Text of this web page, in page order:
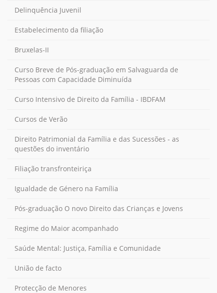
Delinquência Juvenil
Estabelecimento da filiação
Bruxelas-II
Curso Breve de Pós-graduação em Salvaguarda de
Pessoas com Capacidade Diminuída
Curso Intensivo de Direito da Família - IBDFAM
Cursos de Verão
Direito Patrimonial da Família e das Sucessões - as
questões do inventário
Filiação transfronteiriça
Igualdade de Género na Família
Pós-graduação O novo Direito das Crianças e Jovens
Regime do Maior acompanhado
Saúde Mental: Justiça, Família e Comunidade
União de facto
Protecção de Menores